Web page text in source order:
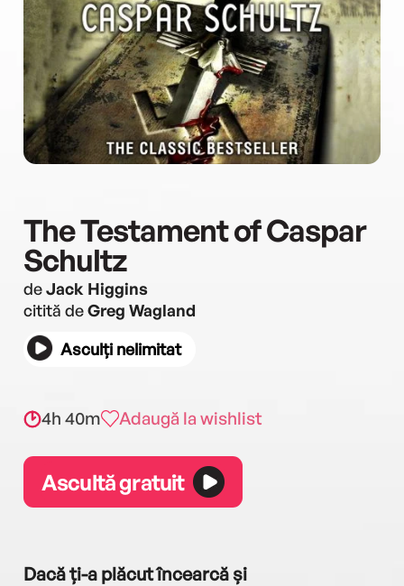
The Testament of Caspar
Schultz
deJack Higgins
citită deGreg Wagland
Asculți nelimitat
4h 40m Adaugă la wishlist
Ascultă gratuit
Dacă ți-a plăcut încearcă și